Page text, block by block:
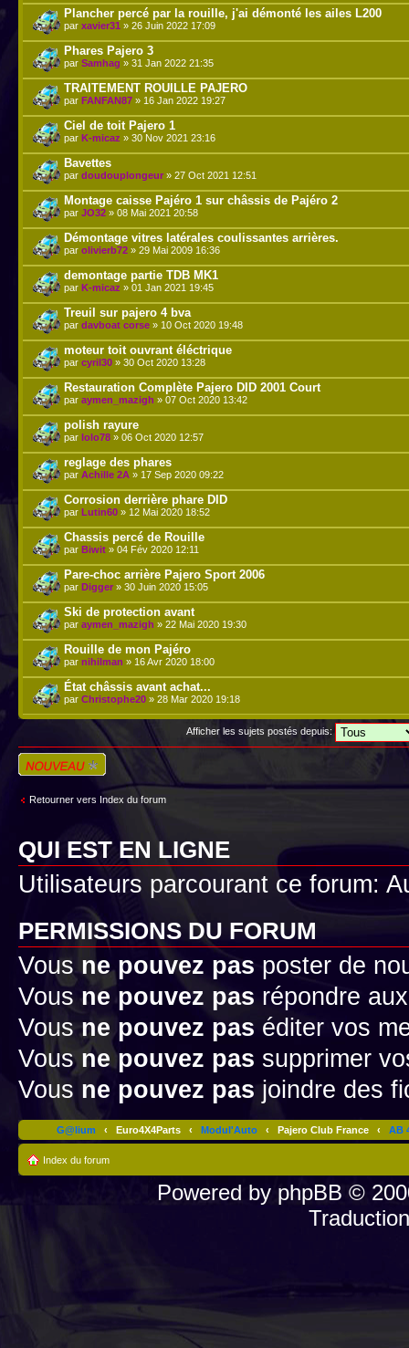
Plancher percé par la rouille, j'ai démonté les ailes L200
par xavier31 » 26 Juin 2022 17:09
Phares Pajero 3
par Samhag » 31 Jan 2022 21:35
TRAITEMENT ROUILLE PAJERO
par FANFAN87 » 16 Jan 2022 19:27
Ciel de toit Pajero 1
par K-micaz » 30 Nov 2021 23:16
Bavettes
par doudouplongeur » 27 Oct 2021 12:51
Montage caisse Pajéro 1 sur châssis de Pajéro 2
par JO32 » 08 Mai 2021 20:58
Démontage vitres latérales coulissantes arrières.
par olivierb72 » 29 Mai 2009 16:36
demontage partie TDB MK1
par K-micaz » 01 Jan 2021 19:45
Treuil sur pajero 4 bva
par davboat corse » 10 Oct 2020 19:48
moteur toit ouvrant éléctrique
par cyril30 » 30 Oct 2020 13:28
Restauration Complète Pajero DID 2001 Court
par aymen_mazigh » 07 Oct 2020 13:42
polish rayure
par lolo78 » 06 Oct 2020 12:57
reglage des phares
par Achille 2A » 17 Sep 2020 09:22
Corrosion derrière phare DID
par Lutin60 » 12 Mai 2020 18:52
Chassis percé de Rouille
par Biwit » 04 Fév 2020 12:11
Pare-choc arrière Pajero Sport 2006
par Digger » 30 Juin 2020 15:05
Ski de protection avant
par aymen_mazigh » 22 Mai 2020 19:30
Rouille de mon Pajéro
par nihilman » 16 Avr 2020 18:00
État châssis avant achat...
par Christophe20 » 28 Mar 2020 19:18
Afficher les sujets postés depuis:
Écrire un nouveau
sujet
Retourner vers Index du forum
QUI EST EN LIGNE
Utilisateurs parcourant ce forum:
PERMISSIONS DU FORUM
Vous ne pouvez pas poster de
Vousne pouvez pas répondre
Vousne pouvez pas éditer vos
Vous ne pouvez pas supprimer
Vous ne pouvez pas joindre des
G@lium ‹ Euro4X4Parts ‹ Modul'Auto ‹ Pajero Club France ‹ AB
Index du forum
Powered by phpBB ©